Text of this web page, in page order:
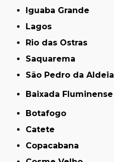
Iguaba Grande
Lagos
Rio das Ostras
Saquarema
São Pedro da Aldeia
Baixada Fluminense
Botafogo
Catete
Copacabana